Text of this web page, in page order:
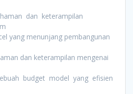
dan keterampilan
yang menunjang pembangunan
dan keterampilan mengenai
budget model yang efisien